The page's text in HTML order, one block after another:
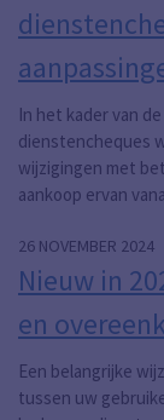
In het kader van
dienstencheques
wijzigingen met
aankoop ervan
26 NOVEMBER 2024
Nieuw in
en
Een belangrijke
tussen uw